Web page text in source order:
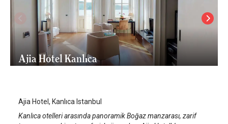
Ajia Hotel Kanlıca
Ajia Hotel, Kanlıca Istanbul
Kanlıca otelleri arasında panoramik Boğaz manzarası, zarif